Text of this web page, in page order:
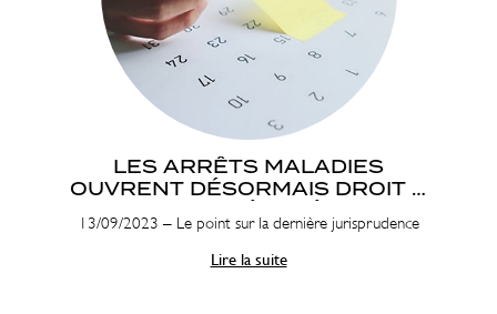
LES ARRÊTS MALADIES
OUVRENT DÉSORMAIS DROIT À
CONGÉ PAYÉ
13/09/2023 – Le point sur la dernière jurisprudence
Lire la suite